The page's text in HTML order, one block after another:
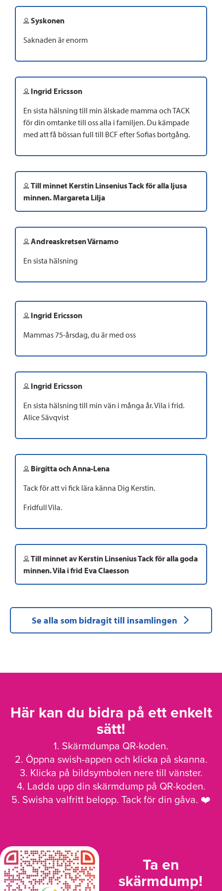
Syskonen
Saknaden är enorm
Ingrid Ericsson
En sista hälsning till min älskade mamma och TACK
för din omtanke till oss alla i familjen. Du kämpade
med att få bössan full till BCF efter Sofias bortgång.
Till minnet Kerstin Linsenius Tack för alla ljusa
minnen. Margareta Lilja
Andreaskretsen Värnamo
En sista hälsning
Ingrid Ericsson
Mammas 75-årsdag, du är med oss
Ingrid Ericsson
En sista hälsning till min vän i många år. Vila i frid.
Alice Sävqvist
Birgitta och Anna-Lena
Tack för att vi fick lära känna Dig Kerstin.
Fridfull Vila.
Till minnet av Kerstin Linsenius Tack för alla goda
minnen. Vila i frid Eva Claesson
Se alla som bidragit till insamlingen
Här kan du bidra på ett enkelt
sätt!
1. Skärmdumpa QR-koden.
2. Öppna swish-appen och klicka på skanna.
3. Klicka på bildsymbolen nere till vänster.
4. Ladda upp din skärmdump på QR-koden.
5. Swisha valfritt belopp. Tack för din gåva. ❤️
Ta en
skärmdump!